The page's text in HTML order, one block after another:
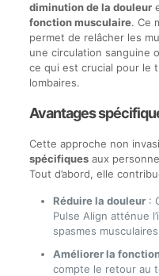
diminution de la douleur
fonction musculaire. Ce
permet de relâcher les
une circulation sanguine
ce qui est crucial pour le
lombaires.
Avantages
Cette approche non
spécifiquesaux
Tout d’abord, elle
Réduire la douleur:
Pulse Align atténue
spasmes
Améliorer la
compte le retour au